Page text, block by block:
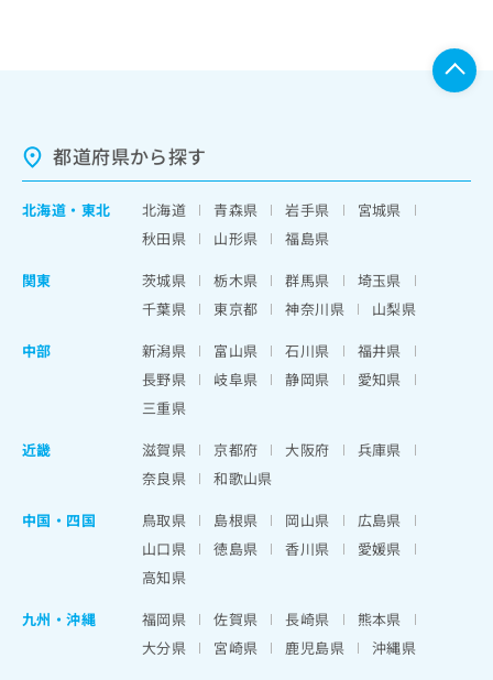
都道府県から探す
北海道 ・ 東北 北海道 青森県 岩手県
宮城県
秋田県
山形県
福島県
関東
茨城県 栃木県 群馬県
埼玉県
千葉県
東京都 神奈川県
山梨県
中部
新潟県 富山県 石川県
福井県
長野県
岐阜県 静岡県
愛知県
三重県
近畿
滋賀県 京都府 大阪府
兵庫県
奈良県
和歌山県
中国・四国
鳥取県 島根県 岡山県
広島県
山口県
徳島県 香川県
愛媛県
高知県
九州・沖縄
福岡県 佐賀県 長崎県
熊本県
大分県
宮崎県 鹿児島県 沖縄県